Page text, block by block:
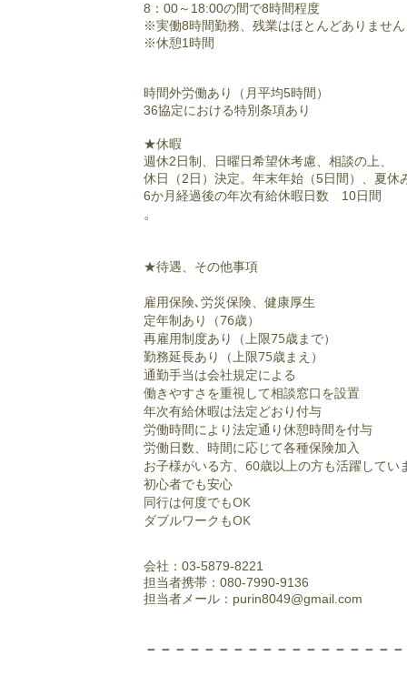
8：00～18:00の間で8時間程度
※実働8時間勤務、残業はほとんどありません
※休憩1時間
時間外労働あり（月平均5時間）
36協定における特別条項あり
★休暇
週休2日制、日曜日希望休考慮、相談の上、
休日（2日）決定。年末年始（5日間）、夏休
6か月経過後の年次有給休暇日数 10日間
。
★待遇、その他事項
雇用保険､労災保険、健康厚生
定年制あり（76歳）
再雇用制度あり（上限75歳まで）
勤務延長あり（上限75歳まえ）
通勤手当は会社規定による
働きやすさを重視して相談窓口を設置
年次有給休暇は法定どおり付与
労働時間により法定通り休憩時間を付与
労働日数、時間に応じて各種保険加入
お子様がいる方、60歳以上の方も活躍してい
初心者でも安心
同行は何度でもOK
ダブルワークもOK
会社：03-5879-8221
担当者携帯：080-7990-9136
担当者メール： purin8049@gmail.com
－－－－－－－－－－－－－－－－－